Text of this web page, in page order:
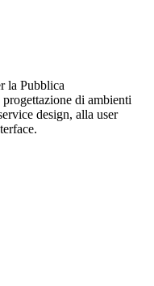
la Pubblica
di ambienti
design, alla user